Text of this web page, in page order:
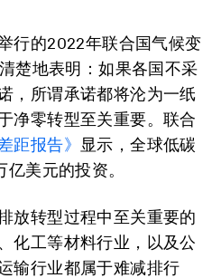
行的2022年联合国气候变
楚地表明：如果各国不采
，所谓承诺都将沦为一纸
净零转型至关重要。联合
距报告》 显示，全球低碳
美元的投资。
放转型过程中至关重要的
化工等材料行业，以及公
输行业都属于难减排行